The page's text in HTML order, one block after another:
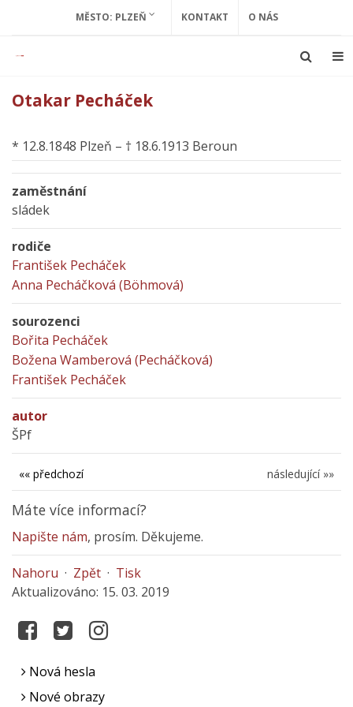
MĚSTO: PLZEŇ KONTAKT O NÁS
Otakar Pecháček
* 12.8.1848 Plzeň – † 18.6.1913 Beroun
zaměstnání
sládek
rodiče
František Pecháček
Anna Pecháčková (Böhmová)
sourozenci
Bořita Pecháček
Božena Wamberová (Pecháčková)
František Pecháček
autor
ŠPf
následující »»
«« předchozí
Máte více informací?
Napište nám, prosím. Děkujeme.
Nahoru · Zpět · Tisk
Aktualizováno: 15. 03. 2019
Nová hesla
Nové obrazy